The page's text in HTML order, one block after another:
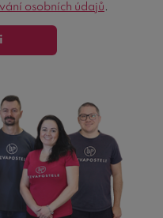
osobních údajů